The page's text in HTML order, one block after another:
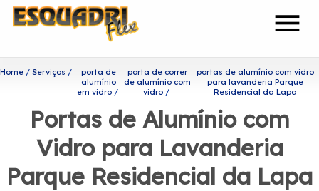
menu
Home Serviços
porta de
alumínio
em vidro
porta de correr
de alumínio com
vidro
portas de alumínio com vidro
para lavanderia Parque
Residencial da Lapa
Portas de Alumínio com
Vidro para Lavanderia
Parque Residencial da Lapa